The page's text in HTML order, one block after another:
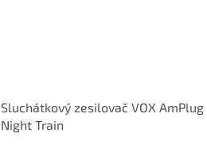
Sluchátkový zesilovač VOX AmPlug
Night Train